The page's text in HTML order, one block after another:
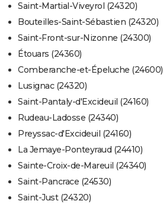
Saint-Martial-Viveyrol (24320)
Bouteilles-Saint-Sébastien (24320)
Saint-Front-sur-Nizonne (24300)
Étouars (24360)
Comberanche-et-Épeluche (24600)
Lusignac (24320)
Saint-Pantaly-d'Excideuil (24160)
Rudeau-Ladosse (24340)
Preyssac-d'Excideuil (24160)
La Jemaye-Ponteyraud (24410)
Sainte-Croix-de-Mareuil (24340)
Saint-Pancrace (24530)
Saint-Just (24320)